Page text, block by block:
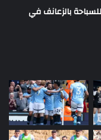
بالزعانف في